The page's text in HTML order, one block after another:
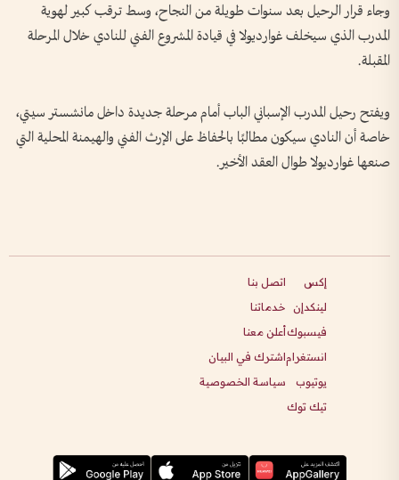
وجاء قرار الرحيل بعد سنوات طويلة من النجاح، وسط ترقب كبير لهوية
المدرب الذي سيخلف غوارديولا في قيادة المشروع الفني للنادي خلال المرحلة
المقبلة.
ويفتح رحيل المدرب الإسباني الباب أمام مرحلة جديدة داخل مانشستر سيتي،
خاصة أن النادي سيكون مطالبًا بالحفاظ على الإرث الفني والهيمنة المحلية التي
صنعها غوارديولا طوال العقد الأخير.
إكس
لينكدإن
فيسبوك
انستغرام
يوتيوب
تيك توك
اتصل بنا
خدماتنا
أعلن معنا
اشترك في البيان
سياسة الخصوصية